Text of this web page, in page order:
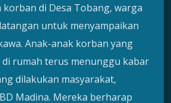
di Desa Tobang, warga
untuk menyampaikan
Anak-anak korban yang
rumah terus menunggu kabar
dilakukan masyarakat,
Madina. Mereka berharap